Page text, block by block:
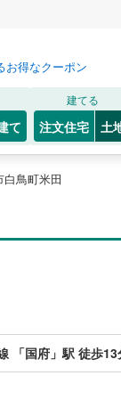
お得なクーポン
て
建てる
注文住宅 土
白鳥町米田
「国府」駅 徒歩13